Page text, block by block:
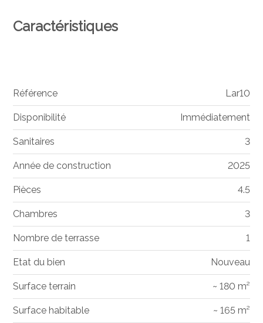
Caractéristiques
Référence Lar10
Disponibilité Immédiatement
Sanitaires 3
Année de construction 2025
Pièces 4.5
Chambres 3
Nombre de terrasse 1
Etat du bien Nouveau
Surface terrain ~ 180 m²
Surface habitable ~ 165 m²